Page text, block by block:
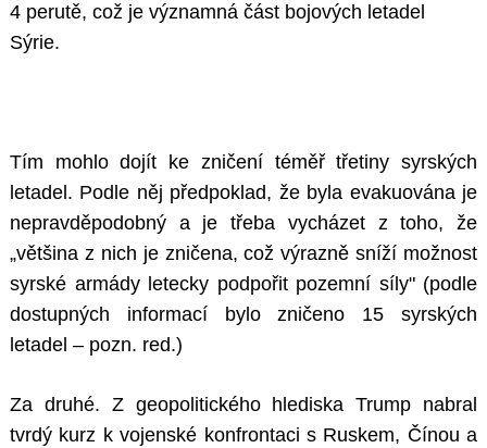
4 perutě, což je významná část bojových letadel
Sýrie.
Tím mohlo dojít ke zničení téměř třetiny syrských
letadel. Podle něj předpoklad, že byla evakuována je
nepravděpodobný a je třeba vycházet z toho, že
„většina z nich je zničena, což výrazně sníží možnost
syrské armády letecky podpořit pozemní síly" (podle
dostupných informací bylo zničeno 15 syrských
letadel – pozn. red.)
Za druhé. Z geopolitického hlediska Trump nabral
tvrdý kurz k vojenské konfrontaci s Ruskem, Čínou a